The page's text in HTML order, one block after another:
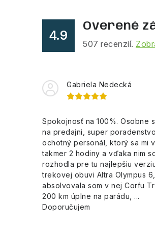
e
p
r
k
v
ý
p
i
s
u
4.9
Overené
507 recenzií.
Gabriela Nedecká
Spokojnosť na 100%. Osobne
na predajni, super poradenstvo,
ochotný personál, ktorý sa mi
takmer 2 hodiny a vďaka nim
rozhodla pre tu najlepšiu
trekovej obuvi Altra Olympus
absolvovala som v nej Corfu
200 km úplne na parádu, ...
Doporučujem